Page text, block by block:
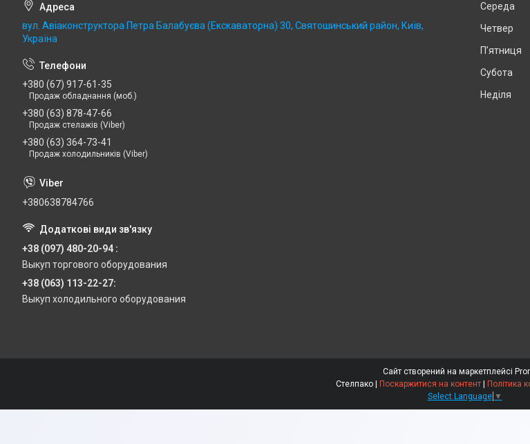
вул. Авіаконструктора Петра Балабуєва (Екскаваторна) 30, Святошинський район, Київ,
Україна
+380 (67) 917-61-35
Продаж обладнання (моб.)
+380 (63) 878-47-66
Продаж стелажів (Viber)
+380 (63) 364-73-41
Продаж холодильників (Viber)
+380638784766
+38 (097) 480-20-94
Выкуп торгового оборудования
+38 (063) 113-22-27
Выкуп холодильного оборудования
Середа
Четвер
Пʼятниця
Субота
Неділя
Сайт створений на маркетплейсі
Стелпако | Поскаржитися на контент | Політика
Select Language ▼